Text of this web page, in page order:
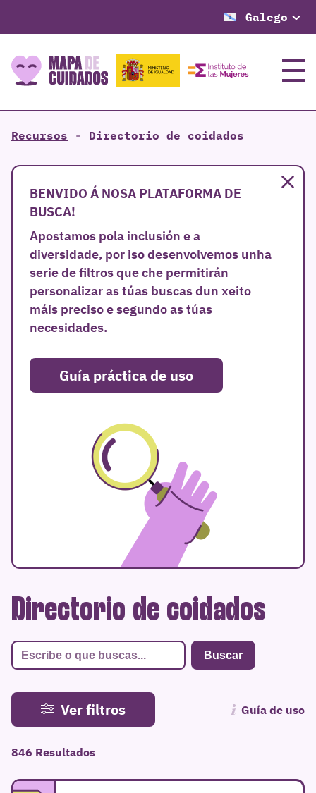
Galego
Menú
Recursos - Directorio de coidados
BENVIDO Á NOSA PLATAFORMA DE
BUSCA!
Apostamos pola inclusión e a
diversidade, por iso desenvolvemos unha
serie de filtros que che permitirán
personalizar as túas buscas dun xeito
máis preciso e segundo as túas
necesidades.
Guía práctica de uso
Directorio de coidados
Ver filtros Guía de uso
846 Resultados